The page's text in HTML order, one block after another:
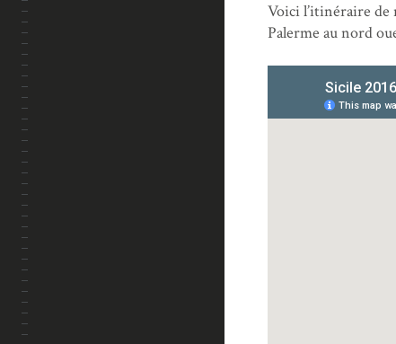
Voici l’itinéraire de
Palerme au nord